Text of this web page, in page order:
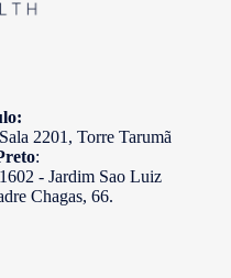
2201, Torre Tarumã
:
- Jardim Sao Luiz
Chagas, 66.